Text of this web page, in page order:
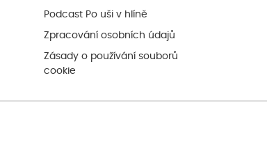
Podcast Po uši v hlíně
Zpracování osobních údajů
Zásady o používání souborů
cookie